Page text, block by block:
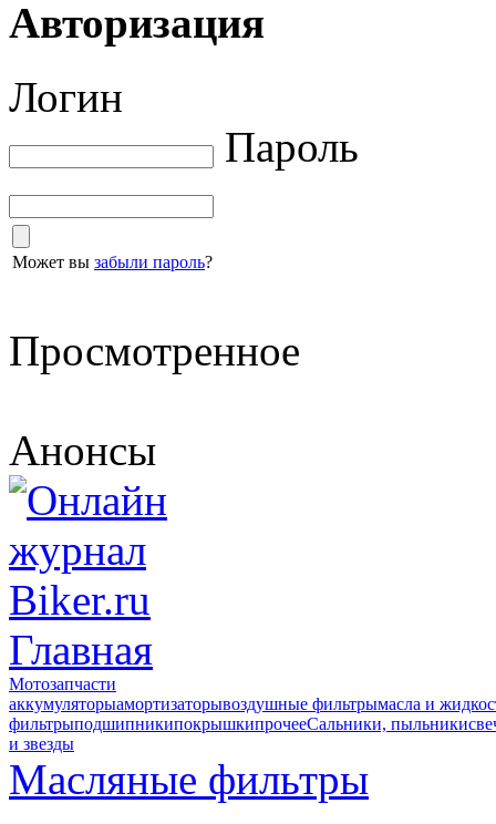
Авторизация
Логин
Пароль
Может вы забыли пароль?
Просмотренное
Анонсы
Главная
Мотозапчасти
аккумуляторыамортизаторывоздушные фильтрымасла и
фильтрыподшипникипокрышкипрочееСальники, пыльники
и звезды
Масляные фильтры